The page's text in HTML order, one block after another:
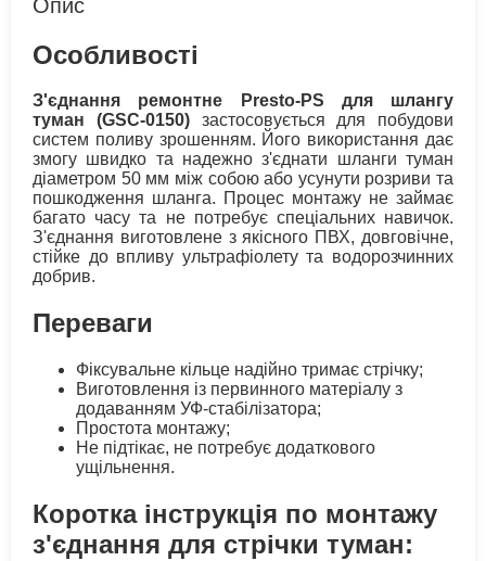
Опис
Особливості
З'єднання ремонтне Presto-PS для шлангу
туман (GSC-0150)застосовується для побудови
систем поливу зрошенням. Його використання дає
змогу швидко та надежно з'єднати шланги туман
діаметром 50 мм між собою або усунути розриви та
пошкодження шланга. Процес монтажу не займає
багато часу та не потребує спеціальних навичок.
З'єднання виготовлене з якісного ПВХ, довговічне,
стійке до впливу ультрафіолету та водорозчинних
добрив.
Переваги
Фіксувальне кільце надійно тримає стрічку;
Виготовлення із первинного матеріалу з
додаванням УФ-стабілізатора;
Простота монтажу;
Не підтікає, не потребує додаткового
ущільнення.
Коротка інструкція по монтажу
з'єднання для стрічки туман: